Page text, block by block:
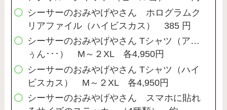
シーサーのおみやげやさん ホログラムク
リアファイル（ハイビスカス） 385 円
シーサーのおみやげやさん Tシャツ（ア…
ぅん･･･） M～２XL 各4,950円
シーサーのおみやげやさん Tシャツ（ハイ
ビスカス） M～２XL 各4,950円
シーサーのおみやげやさん スマホに貼れ